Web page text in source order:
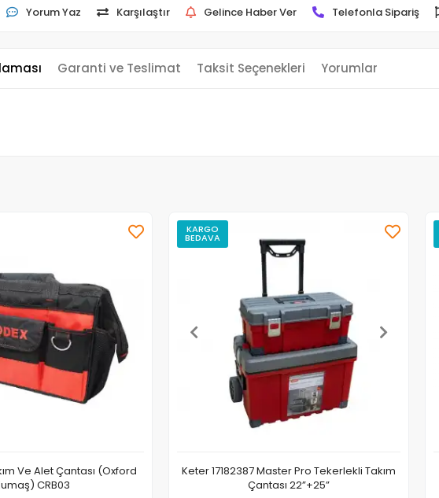
Yorum Yaz Karşılaştır Gelince Haber Ver Telefonla Sipariş
Garanti ve Teslimat Taksit Seçenekleri Yorumlar
Ve Alet Çantası (Oxford
CRB03
KARGO
BEDAVA
Keter 17182387 Master Pro Tekerlekli Takım
Çantası 22”+25”